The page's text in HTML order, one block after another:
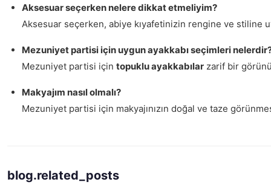
Aksesuar seçerken nelere dikkat etmeliyim?
Aksesuar seçerken, abiye kıyafetinizin rengine ve stiline
Mezuniyet partisi için uygun ayakkabı seçimleri
Mezuniyet partisi için topuklu ayakkabılar zarif bir
Makyajım nasıl olmalı?
Mezuniyet partisi için makyajınızın doğal ve taze
blog.related_posts